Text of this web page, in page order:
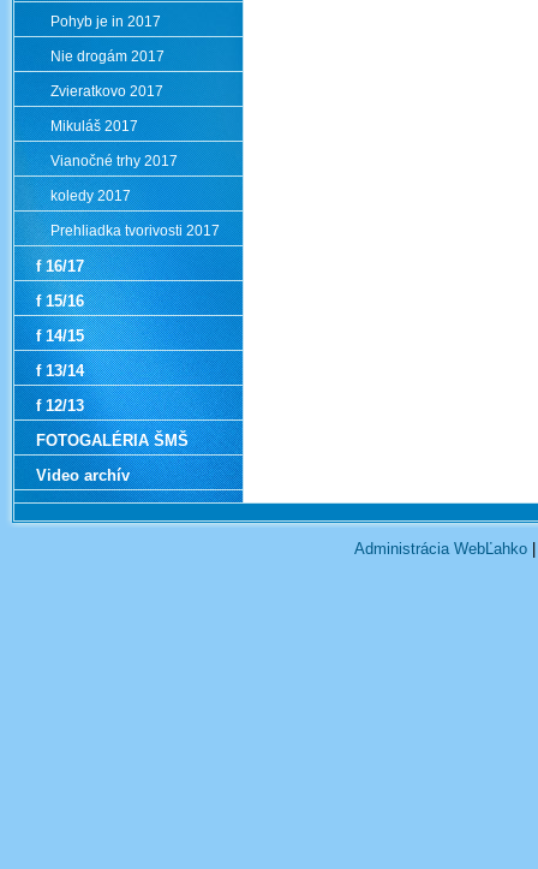
Pohyb je in 2017
Nie drogám 2017
Zvieratkovo 2017
Mikuláš 2017
Vianočné trhy 2017
koledy 2017
Prehliadka tvorivosti 2017
f 16/17
f 15/16
f 14/15
f 13/14
f 12/13
FOTOGALÉRIA ŠMŠ
Video archív
Administrácia WebĽahko